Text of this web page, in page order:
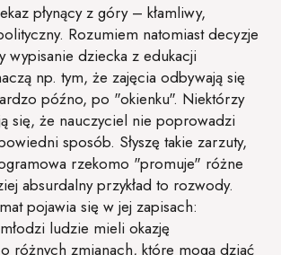
płynący z góry – kłamliwy,
Rozumiem natomiast decyzje
wypisanie dziecka z edukacji
np. tym, że zajęcia odbywają się
późno, po "okienku". Niektórzy
się, że nauczyciel nie poprowadzi
sposób. Słyszę takie zarzuty,
rzekomo "promuje" różne
absurdalny przykład to rozwody.
pojawia się w jej zapisach:
ludzie mieli okazję
różnych zmianach, które mogą dziać